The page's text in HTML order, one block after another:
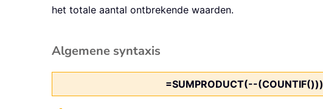
het totale aantal ontbrekende waarden.
Algemene syntaxis
=SUMPRODUCT(--(COUNTIF()))